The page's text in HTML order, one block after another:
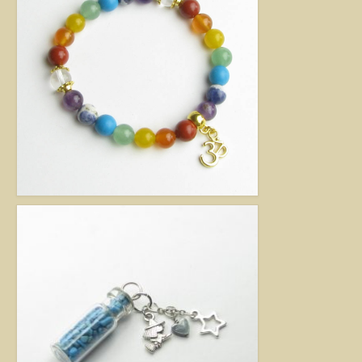
nőknek.
Fantázia ékszer
Ezen az oldalon olyan különleges és divatos ékszereket talál, amelyeket csak
részben én készítettem. Úgy vélem, helyük van a Harmónia Ékszerek
világában, mivel ezek is az egyéniség szépségét emelik ki. Nagy gonddal
válogattam ki azokat az ékszereket, amelyek megfelelnek ennek a magas
minőségi és esztétikai követelménynek. Ezeket az ékszereket azoknak
ajánlom, akik nem ragaszkodnak az ásványokhoz, féldrágakövekhez, illetve
kristályokhoz, de rajonganak az egyéni ötletekért, és valami különlegesre
Garantáltan örömöt szerezhet velük szeretteinek.
Rendelésre készült egyedi ékszer
Egyedi kőbefoglalás rendelésre